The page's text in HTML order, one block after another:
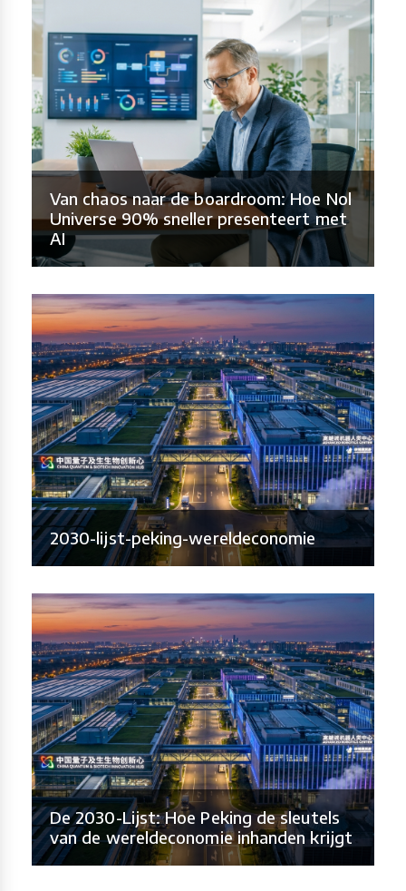
Van chaos naar de boardroom: Hoe Nol
Universe 90% sneller presenteert met
AI
2030-lijst-peking-wereldeconomie
De 2030-Lijst: Hoe Peking de sleutels
van de wereldeconomie inhanden krijgt